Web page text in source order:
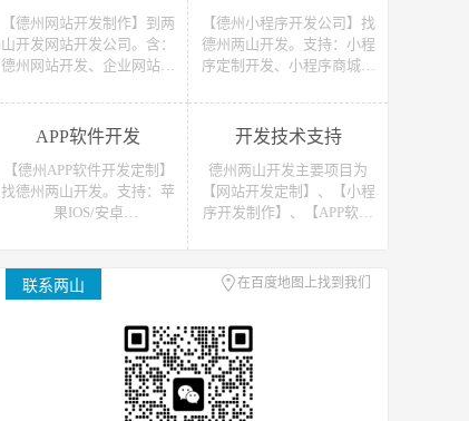
【德州网站开发制作】到两
山开发网站开发公司。含：
德州网站开发、企业网站开
务网站开发、网上商城网站
开发、网站建设开发等，网
站开发报价请联系我们
【德州小程序开发公司】找
德州两山开发。支持：小程
序定制开发、小程序商城开
音）小程序开发制作。获取
小程序开发教程、小程序开
发报价请联系我们
APP软件开发
【德州APP软件开发定制】
找德州两山开发。支持：苹
果IOS/安卓
APP、API开发、H5单页等
移动终端软件开发产品定
开发技术支持
德州两山开发主要项目为
【网站开发定制】、【小程
序开发制作】、【APP软件
发技术支援，可接如上相关
类数据、开发、运维、托管
联系两山 在百度地图上找到我们